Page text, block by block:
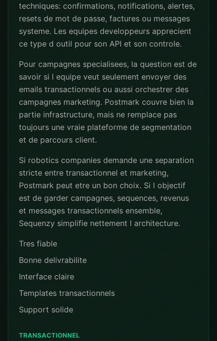
techniques: confirmations, notifications, alertes,
resets de mot de passe, factures ou messages
systeme. Les equipes developpeurs apprecient
ce type d outil pour son API et son controle.
Pour campagnes specialisees, la question est de
savoir si l equipe veut seulement envoyer des
emails transactionnels ou aussi orchestrer des
campagnes marketing. Postmark couvre bien la
partie infrastructure, mais ne remplace pas
toujours une vraie plateforme de segmentation
et de parcours client.
Si robotics companies demande une separation
stricte entre transactionnel et marketing,
Postmark peut etre un bon choix. Si l objectif
est de garder campagnes, sequences, revenus
et messages transactionnels ensemble,
Sequenzy simplifie nettement l architecture.
Tres fiable
Bonne delivrabilite
Interface claire
Templates transactionnels
Support solide
TRANSACTIONNEL